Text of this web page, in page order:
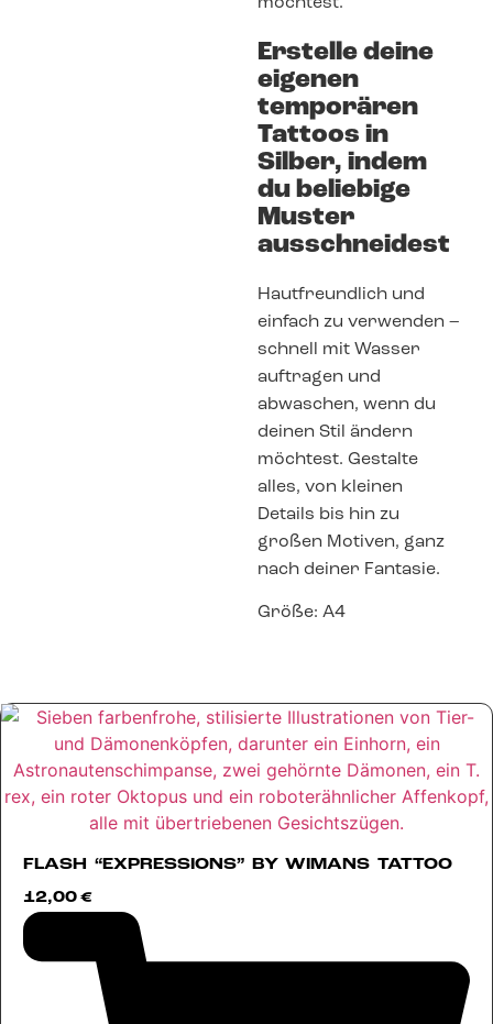
möchtest.
Erstelle deine
eigenen
temporären
Tattoos in
Silber, indem
du beliebige
Muster
ausschneidest
Hautfreundlich und
einfach zu verwenden –
schnell mit Wasser
auftragen und
abwaschen, wenn du
deinen Stil ändern
möchtest. Gestalte
alles, von kleinen
Details bis hin zu
großen Motiven, ganz
nach deiner Fantasie.
Größe: A4
FLASH “EXPRESSIONS” BY WIMANS TATTOO
12,00 €